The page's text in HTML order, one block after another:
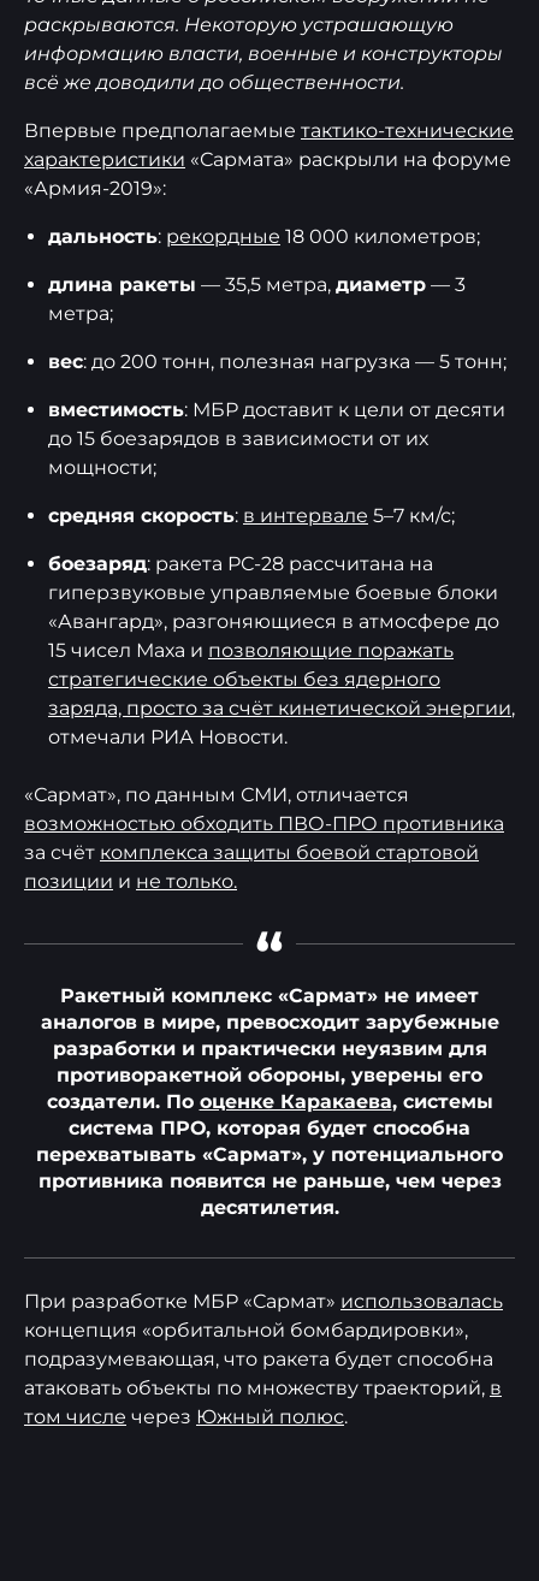
раскрываются. Некоторую устрашающую
информацию власти, военные и конструкторы
всё же доводили до общественности.
Впервые предполагаемые тактико-технические
характеристики «Сармата» раскрыли на форуме
«Армия-2019»:
дальность: рекордные 18 000 километров;
длина ракеты — 35,5 метра, диаметр — 3
метра;
вес: до 200 тонн, полезная нагрузка — 5 тонн;
вместимость: МБР доставит к цели от десяти
до 15 боезарядов в зависимости от их
мощности;
средняя скорость: в интервале 5–7 км/с;
боезаряд: ракета РС-28 рассчитана на
гиперзвуковые управляемые боевые блоки
«Авангард», разгоняющиеся в атмосфере до
15 чисел Маха и позволяющие поражать
стратегические объекты без ядерного
заряда, просто за счёт кинетической энергии,
отмечали РИА Новости.
«Сармат», по данным СМИ, отличается
возможностью обходить ПВО-ПРО противника
за счёт комплекса защиты боевой стартовой
позиции и не только.
“
Ракетный комплекс «Сармат» не имеет
аналогов в мире, превосходит зарубежные
разработки и практически неуязвим для
противоракетной обороны, уверены его
создатели. По оценке Каракаева, системы
система ПРО, которая будет способна
перехватывать «Сармат», у потенциального
противника появится не раньше, чем через
десятилетия.
При разработке МБР «Сармат» использовалась
концепция «орбитальной бомбардировки»,
подразумевающая, что ракета будет способна
атаковать объекты по множеству траекторий, в
том числе через Южный полюс.